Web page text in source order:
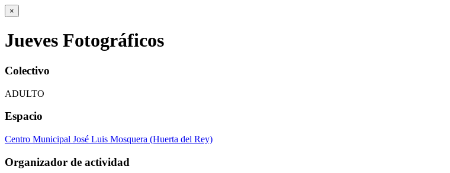
×
Jueves Fotográficos
Colectivo
ADULTO
Espacio
Centro Municipal José Luis Mosquera (Huerta del Rey)
Organizador de actividad